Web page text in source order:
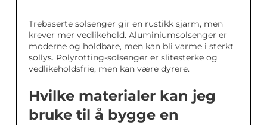
Trebaserte solsenger gir en rustikk sjarm, men
krever mer vedlikehold. Aluminiumsolsenger er
moderne og holdbare, men kan bli varme i sterkt
sollys. Polyrotting-solsenger er slitesterke og
vedlikeholdsfrie, men kan være dyrere.
Hvilke materialer kan jeg
bruke til å bygge en